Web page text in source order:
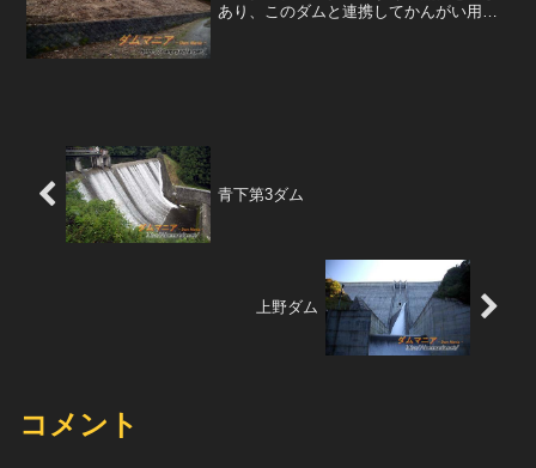
あり、このダムと連携してかんがい用水
青下第3ダム
上野ダム
コメント